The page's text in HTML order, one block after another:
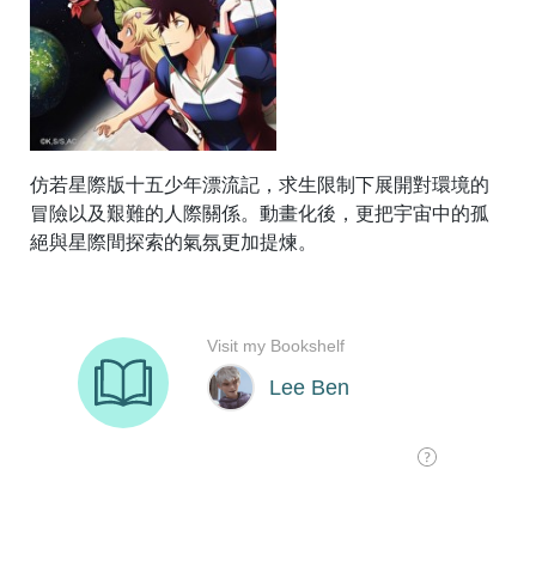
仿若星際版十五少年漂流記，求生限制下展開對環境的
冒險以及艱難的人際關係。動畫化後，更把宇宙中的孤
絕與星際間探索的氣氛更加提煉。